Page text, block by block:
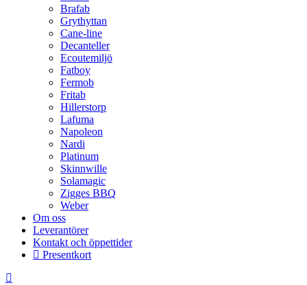
Brafab
Grythyttan
Cane-line
Decanteller
Ecoutemiljö
Fatboy
Fermob
Fritab
Hillerstorp
Lafuma
Napoleon
Nardi
Platinum
Skinnwille
Solamagic
Zigges BBQ
Weber
Om oss
Leverantörer
Kontakt och öppettider
Presentkort